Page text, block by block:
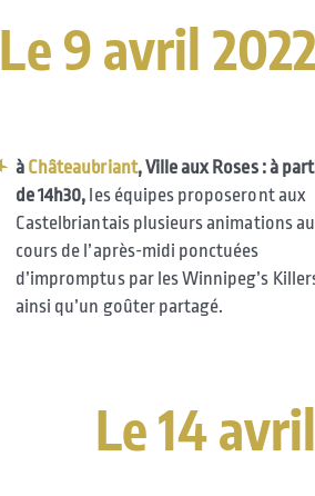
Le 9 avril
à Châteaubriant, Ville aux Roses : à
de 14h30, les équipes proposeront aux
Castelbriantais plusieurs animations au
cours de l’après-midi ponctuées
d’impromptus par les Winnipeg’s
ainsi qu’un goûter partagé.
Le 14